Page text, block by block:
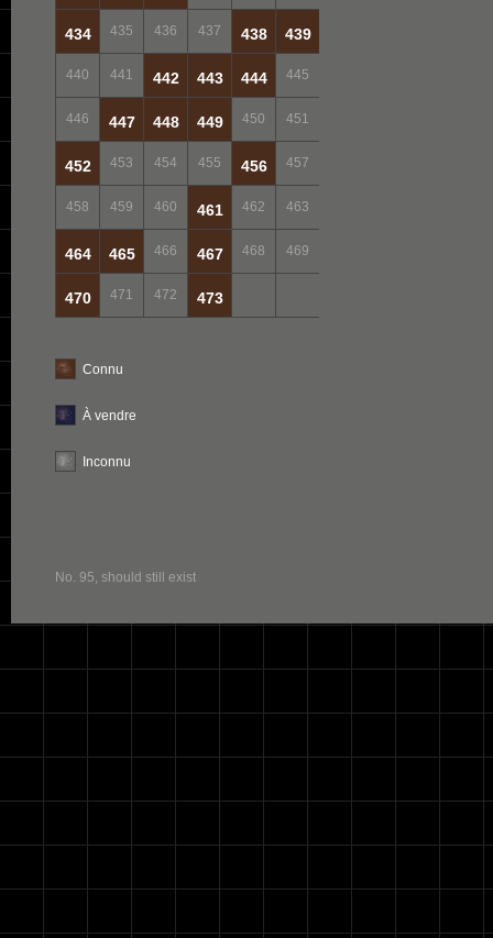
434 435 436 437 438 439
440 441 442 443 444 445
446 447 448 449 450 451
452 453 454 455 456 457
458 459 460 461 462 463
464 465 466 467 468 469
470 471 472 473
Connu
À vendre
Inconnu
No. 95, should still exist